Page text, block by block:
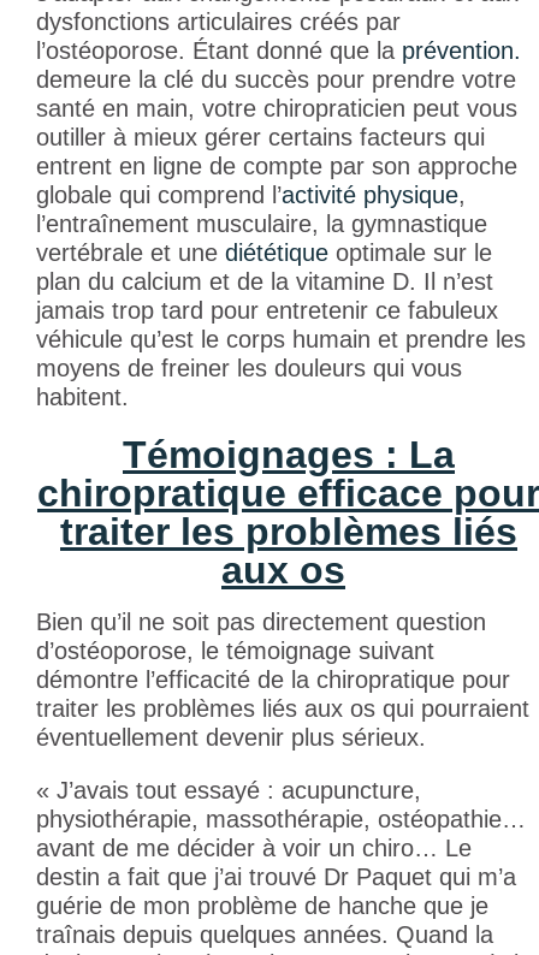
dysfonctions articulaires créés par
l’ostéoporose. Étant donné que la prévention.
demeure la clé du succès pour prendre votre
santé en main, votre chiropraticien peut vous
outiller à mieux gérer certains facteurs qui
entrent en ligne de compte par son approche
globale qui comprend l’activité physique,
l’entraînement musculaire, la gymnastique
vertébrale et une diététique optimale sur le
plan du calcium et de la vitamine D. Il n’est
jamais trop tard pour entretenir ce fabuleux
véhicule qu’est le corps humain et prendre les
moyens de freiner les douleurs qui vous
habitent.
Témoignages : La
chiropratique efficace pour
traiter les problèmes liés
aux os
Bien qu’il ne soit pas directement question
d’ostéoporose, le témoignage suivant
démontre l’efficacité de la chiropratique pour
traiter les problèmes liés aux os qui pourraient
éventuellement devenir plus sérieux.
« J’avais tout essayé : acupuncture,
physiothérapie, massothérapie, ostéopathie…
avant de me décider à voir un chiro… Le
destin a fait que j’ai trouvé Dr Paquet qui m’a
guérie de mon problème de hanche que je
traînais depuis quelques années. Quand la